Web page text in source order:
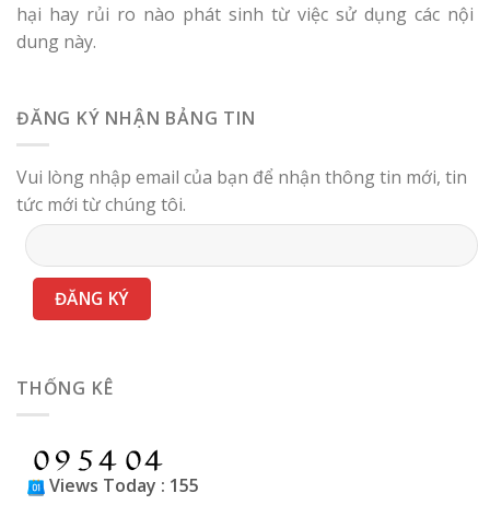
hại hay rủi ro nào phát sinh từ việc sử dụng các nội
dung này.
ĐĂNG KÝ NHẬN BẢNG TIN
Vui lòng nhập email của bạn để nhận thông tin mới, tin
tức mới từ chúng tôi.
THỐNG KÊ
Views Today : 155